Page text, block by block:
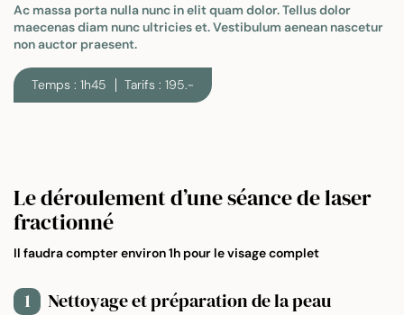
Ac massa porta nulla nunc in elit quam dolor. Tellus dolor
maecenas diam nunc ultricies et. Vestibulum aenean nascetur
non auctor praesent.
Temps : 1h45 Tarifs : 195.-
Le déroulement d’une séance de laser
fractionné
Il faudra compter environ 1h pour le visage complet
1 Nettoyage et préparation de la peau